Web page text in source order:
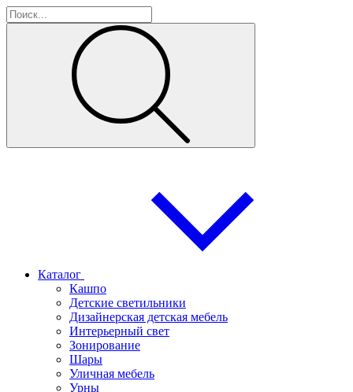
Каталог
Кашпо
Детские светильники
Дизайнерская детская мебель
Интерьерный свет
Зонирование
Шары
Уличная мебель
Урны